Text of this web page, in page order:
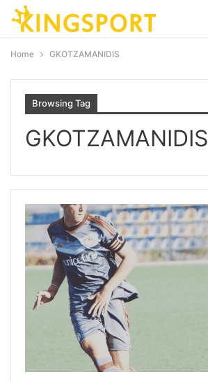
Home GKOTZAMANIDIS
Browsing Tag
GKOTZAMANIDIS